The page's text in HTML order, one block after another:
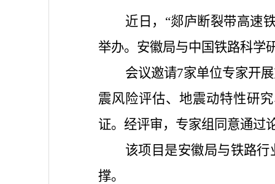
近日，“郯庐断裂带高速
举办。安徽局与中国铁路科学
会议邀请7家单位专家开
震风险评估、地震动特性研
证。经评审，专家组同意通过
该项目是安徽局与铁路
撑。